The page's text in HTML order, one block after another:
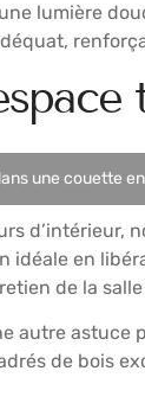
lumière
une couette
d’intérieur,
idéale en
de la
autre
de bois